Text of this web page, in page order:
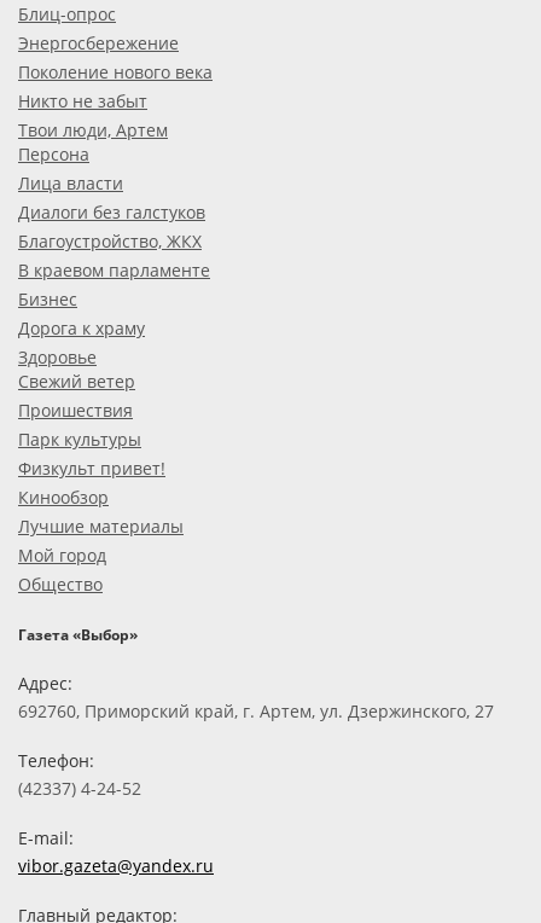
Блиц-опрос
Энергосбережение
Поколение нового века
Никто не забыт
Твои люди, Артем
Персона
Лица власти
Диалоги без галстуков
Благоустройство, ЖКХ
В краевом парламенте
Бизнес
Дорога к храму
Здоровье
Свежий ветер
Проишествия
Парк культуры
Физкульт привет!
Кинообзор
Лучшие материалы
Мой город
Общество
Газета «Выбор»
Адрес:
692760, Приморский край, г. Артем, ул. Дзержинского, 27
Телефон:
(42337) 4-24-52
E-mail:
vibor.gazeta@yandex.ru
Главный редактор: